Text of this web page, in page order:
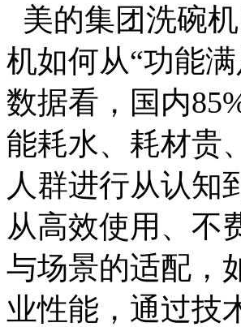
美的集团洗碗
机如何从“功能
数据看，国内
能耗水、耗材贵
人群进行从认知
从高效使用、不
与场景的适配，
业性能，通过技